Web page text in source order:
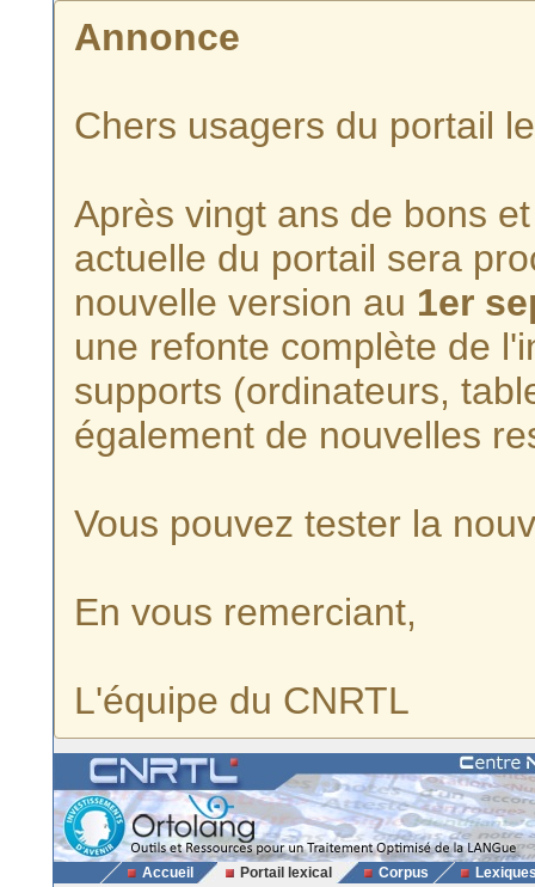
Annonce
Chers usagers du portail
Après vingt ans de bons
actuelle du portail sera
nouvelle version au 1er
une refonte complète de
supports (ordinateurs,
également de nouvelles
Vous pouvez tester la
En vous remerciant,
L'équipe du CNRTL
Accueil Portail lexical Corpus